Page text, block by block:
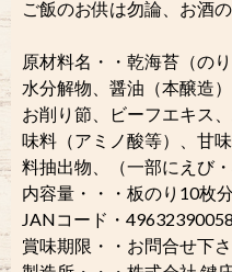
ご飯のお供は勿論、お酒
原材料名・・乾海苔（の
水分解物、醤油（本醸造
お削り節、ビーフエキス
味料（アミノ酸等）、甘
料抽出物、（一部にえび
内容量・・・板のり10枚
JANコード・
賞味期限・・お問合せ下